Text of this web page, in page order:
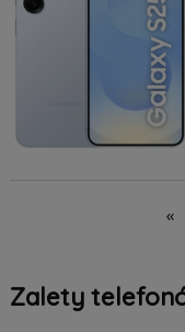
«
Zalety